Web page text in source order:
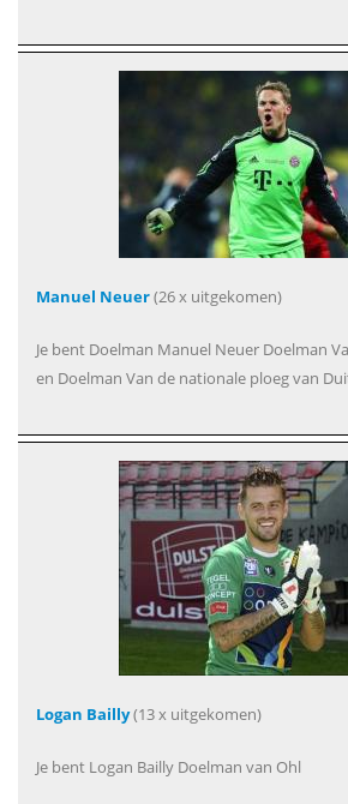
Manuel Neuer(26 x uitgekomen)
Je bent Doelman Manuel Neuer Doelman
en Doelman Van de nationale ploeg van
Logan Bailly(13 x uitgekomen)
Je bent Logan Bailly Doelman van Ohl